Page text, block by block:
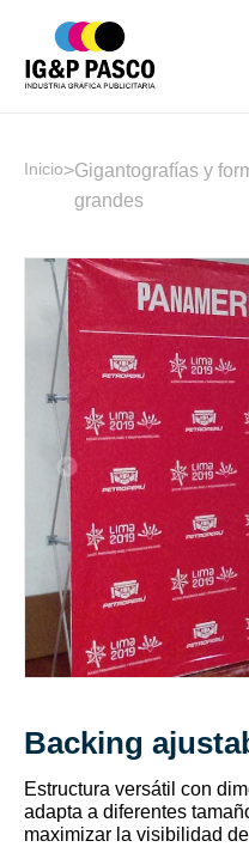
Inicio>Gigantografías y
grandes
Backing
Estructura versátil con
adapta a diferentes
maximizar la visibilidad